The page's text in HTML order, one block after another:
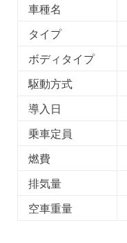
車種名
タイプ
ボディタイプ
駆動方式
導入日
乗車定員
燃費
排気量
空車重量